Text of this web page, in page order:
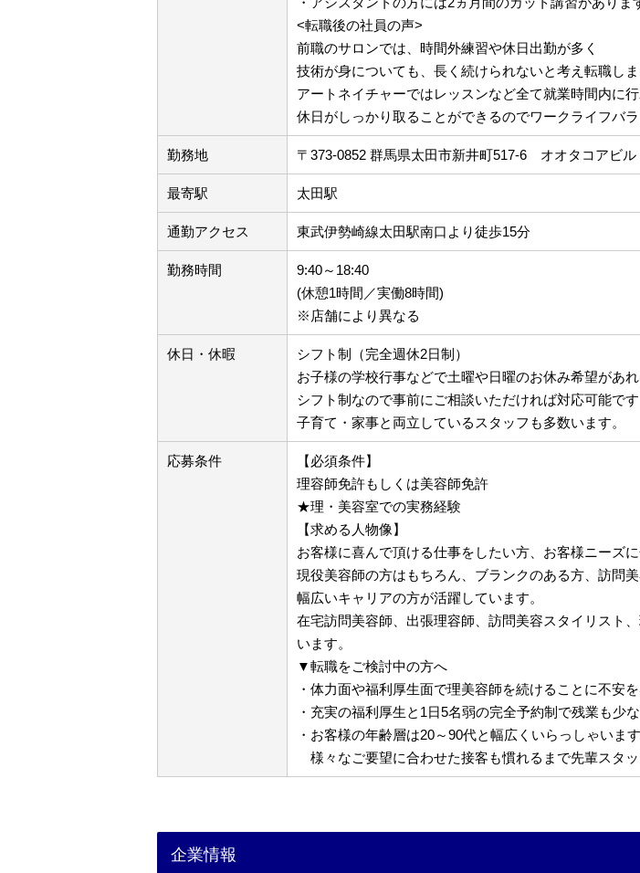
<転職後の社員の声>
前職のサロンでは、時間外練習や休日出勤が多く
技術が身についても、長く続けられないと考え転職しま
アートネイチャーではレッスンなど全て就業時間内に行
休日がしっかり取ることができるのでワークライフバ
勤務地 〒373-0852 群馬県太田市新井町517-6 オオタコアビル
最寄駅 太田駅
通勤アクセス 東武伊勢崎線太田駅南口より徒歩15分
勤務時間
9:40～18:40
(休憩1時間／実働8時間)
※店舗により異なる
休日・休暇
シフト制（完全週休2日制）
お子様の学校行事などで土曜や日曜のお休み希望があれ
シフト制なので事前にご相談いただければ対応可能です
子育て・家事と両立しているスタッフも多数います。
応募条件
【必須条件】
理容師免許もしくは美容師免許
★理・美容室での実務経験
【求める人物像】
お客様に喜んで頂ける仕事をしたい方、お客様ニーズ
現役美容師の方はもちろん、ブランクのある方、訪問
幅広いキャリアの方が活躍しています。
在宅訪問美容師、出張理容師、訪問美容スタイリスト
います。
▼転職をご検討中の方へ
・体力面や福利厚生面で理美容師を続けることに不安
・充実の福利厚生と1日5名弱の完全予約制で残業も少
・お客様の年齢層は20～90代と幅広くいらっしゃいます
様々なご要望に合わせた接客も慣れるまで先輩スタッ
企業情報